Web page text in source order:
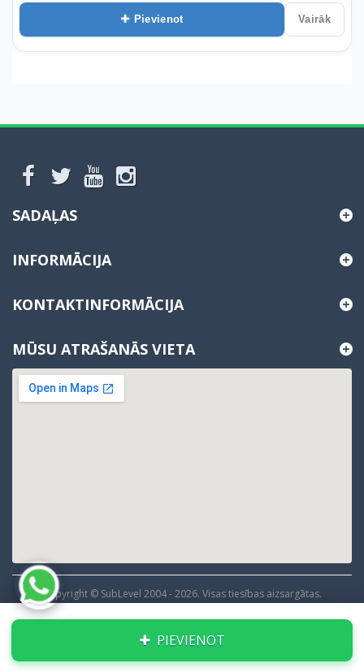
PIEVIENOT
Pievienot Vairāk
SADAĻAS
INFORMĀCIJA
KONTAKTINFORMĀCIJA
MŪSU ATRAŠANĀS VIETA
Copyright © SubLevel 2004 -2026. Visas tiesības aizsargātas.